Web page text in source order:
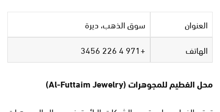
العنوان
سوق الذهب، ديرة
الهاتف
+971 4 226 3456
محل الفطيم للمجوهرات (Al-Futtaim Jewelry)